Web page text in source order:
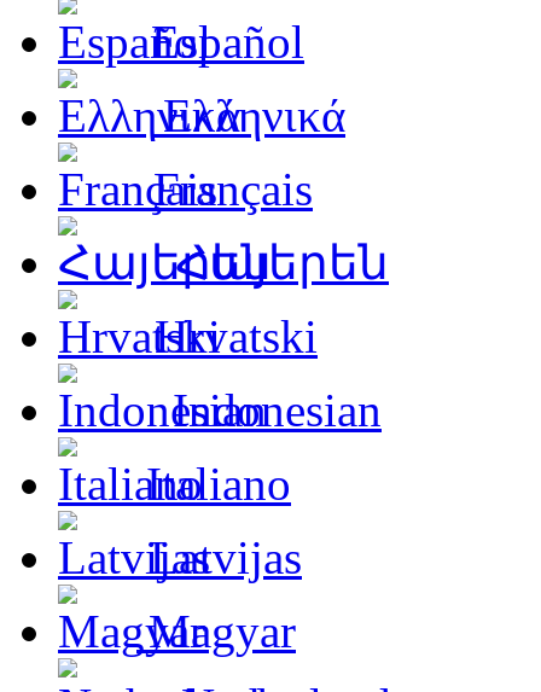
Español
Ελληνικά
Français
Հայերեն
Hrvatski
Indonesian
Italiano
Latvijas
Magyar